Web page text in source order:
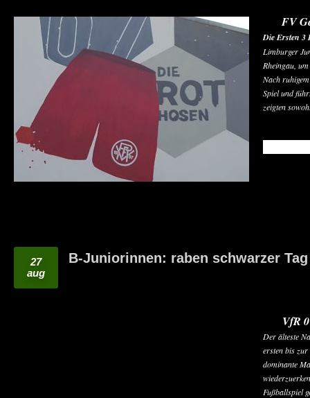
FV
Die Ersten
Limburger
Rheingau,
Nach
Spiel und
zeigten
27
aug
B-Juniorinnen: raben schwarzer Tag
VfR
Der älteste
ersten bis zur
dominante
Fußballspiel